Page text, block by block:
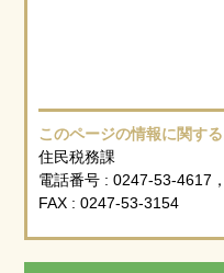
このページの情報に関す
住民税務課
電話番号 : 0247-53-4617
FAX : 0247-53-3154